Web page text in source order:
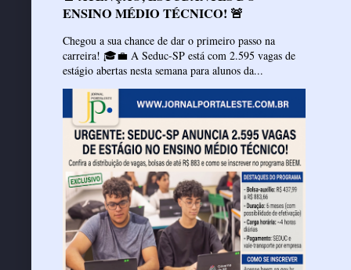
ENSINO MÉDIO TÉCNICO! 🚨
Chegou a sua chance de dar o primeiro passo na
carreira! 🎓💼 A Seduc-SP está com 2.595 vagas de
estágio abertas nesta semana para alunos da...